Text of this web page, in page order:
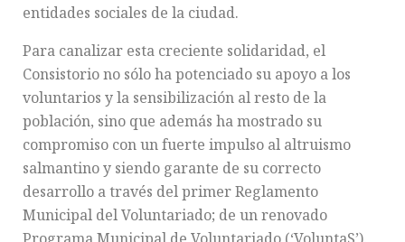
entidades sociales de la ciudad.
Para canalizar esta creciente solidaridad, el
Consistorio no sólo ha potenciado su apoyo a los
voluntarios y la sensibilización al resto de la
población, sino que además ha mostrado su
compromiso con un fuerte impulso al altruismo
salmantino y siendo garante de su correcto
desarrollo a través del primer Reglamento
Municipal del Voluntariado; de un renovado